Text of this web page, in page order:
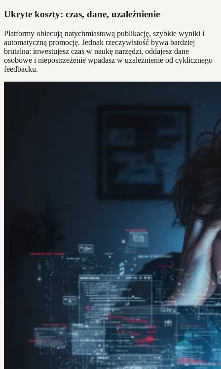
Ukryte koszty: czas, dane, uzależnienie
Platformy obiecują natychmiastową publikację, szybkie wyniki i
automatyczną promocję. Jednak rzeczywistość bywa bardziej
brutalna: inwestujesz czas w naukę narzędzi, oddajesz dane
osobowe i niepostrzeżenie wpadasz w uzależnienie od cyklicznego
feedbacku.